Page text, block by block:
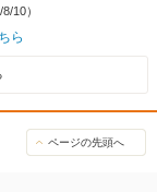
10）
ら
ページの先頭へ